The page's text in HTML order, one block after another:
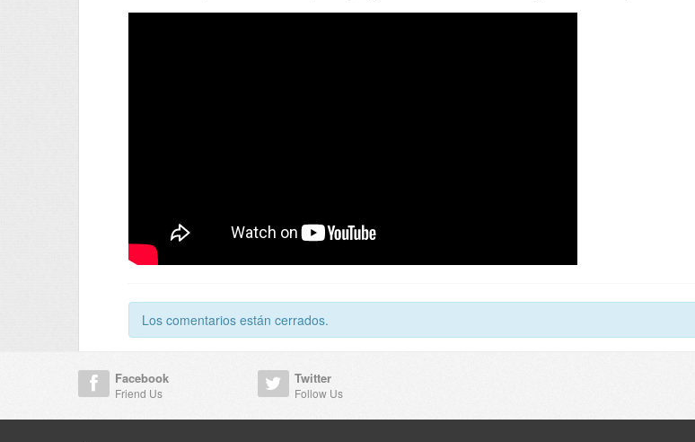
Los comentarios están cerrados.
Facebook
Friend Us
Twitter
Follow Us